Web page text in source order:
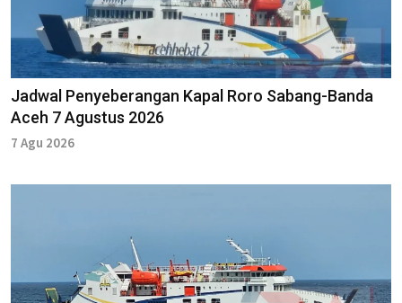
Jadwal Penyeberangan Kapal Roro Sabang-Banda
Aceh 7 Agustus 2026
7 Agu 2026